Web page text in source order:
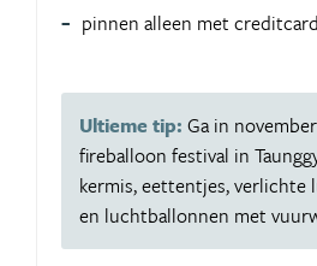
pinnen alleen met creditcard
Ultieme tip: Ga in
fireballoon festival in
kermis, eettentjes, verlichte
en luchtballonnen met